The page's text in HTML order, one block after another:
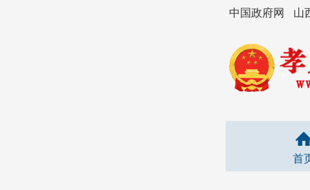
中国政府网 山
首